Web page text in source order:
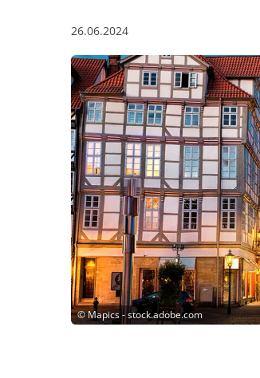
26.06.2024
©Mapics - stock.adobe.com